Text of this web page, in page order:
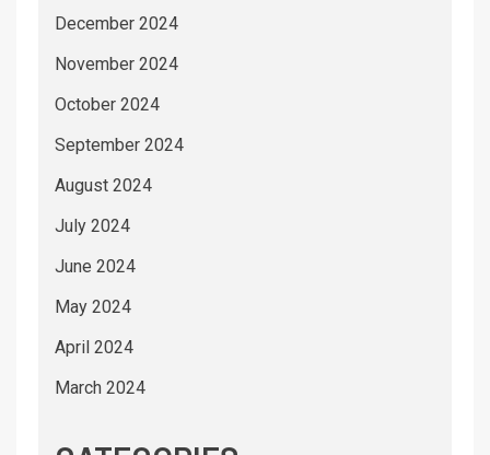
December 2024
November 2024
October 2024
September 2024
August 2024
July 2024
June 2024
May 2024
April 2024
March 2024